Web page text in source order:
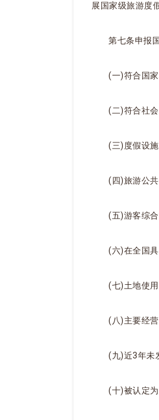
展国家级旅游度
第七条申报
(一)符合国
(二)符合社
(三)度假设
(四)旅游公
(五)游客综
(六)在全国
(七)土地使
(八)主要经
(九)近3年未
(十)被认定